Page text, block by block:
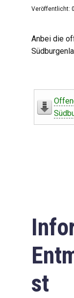
Veröffentlicht:
Anbei die
st